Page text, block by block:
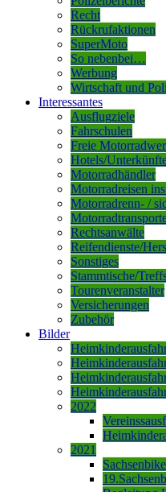
Recht
Rückrufaktionen
SuperMoto
So nebenbei…
Werbung
Wirtschaft und
Interessantes
Ausflugziele
Fahrschulen
Freie
Hotels/
Motorradhändler
Motorradreisen
Motorradrenn- /
Rechtsanwälte
Reifendienste/
Sonstiges
Stammtische/
Tourenveranstalter
Versicherungen
Zubehör
Bilder
2022
2021